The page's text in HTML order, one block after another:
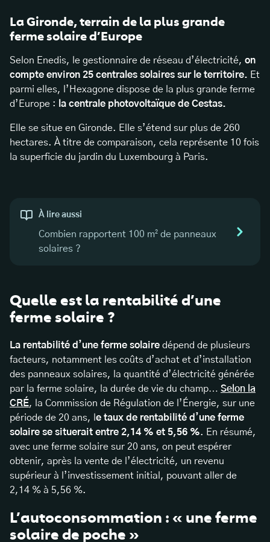
La Gironde, terrain de la plus grande
ferme solaire d’Europe
Selon Enedis, le gestionnaire de réseau d’électricité, on
compte environ 25 centrales solaires sur le territoire. Et
parmi elles, l’Hexagone dispose de la plus grande ferme
d’Europe :
la centrale photovoltaïque de Cestas.
Elle se situe en Gironde. Elle s’étend sur plus de 260
hectares. À titre de comparaison, cela représente 10 fois
la superficie du jardin du Luxembourg à Paris.
À lire aussi
Combien rapportent 100 m² de panneaux
solaires ?
Quelle est la rentabilité d’une
ferme solaire ?
La rentabilité d’une ferme solaire dépend de plusieurs
facteurs, notamment les coûts d’achat et d’installation
des panneaux solaires, la quantité d’électricité générée
par la ferme solaire, la durée de vie du champ… Selon la
CRÉ, la Commission de Régulation de l’Énergie, sur une
période de 20 ans, l e taux de rentabilité d’une ferme
solaire se situerait entre 2,14 % et 5,56 %. En résumé,
avec une ferme solaire sur 20 ans, on peut espérer
obtenir, après la vente de l’électricité, un revenu
supérieur à l’investissement initial, pouvant aller de
2,14 % à 5,56 %.
L’autoconsommation : « une ferme
solaire de poche »